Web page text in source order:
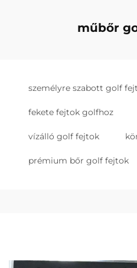
műbőr
személyre szabott golf
fekete fejtok golfhoz
vízálló golf fejtok
prémium bőr golf fejtok